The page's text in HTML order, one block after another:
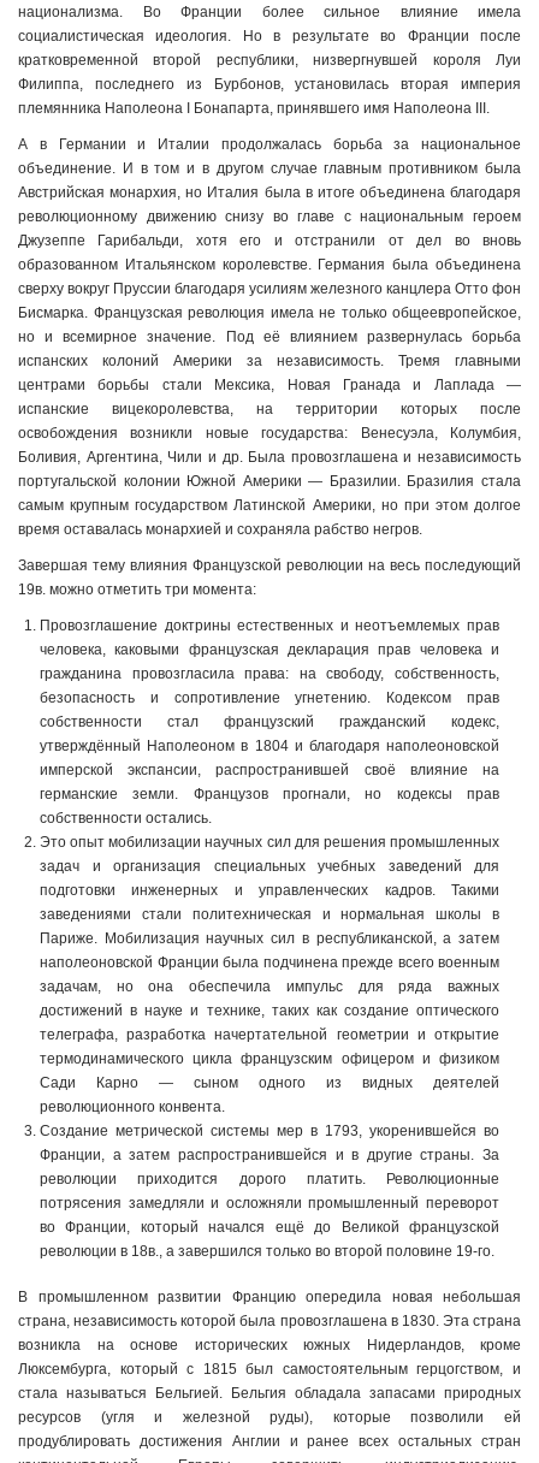
национализма. Во Франции более сильное влияние имела
социалистическая идеология. Но в результате во Франции после
кратковременной второй республики, низвергнувшей короля Луи
Филиппа, последнего из Бурбонов, установилась вторая империя
племянника Наполеона I Бонапарта, принявшего имя Наполеона III.
А в Германии и Италии продолжалась борьба за национальное
объединение. И в том и в другом случае главным противником была
Австрийская монархия, но Италия была в итоге объединена благодаря
революционному движению снизу во главе с национальным героем
Джузеппе Гарибальди, хотя его и отстранили от дел во вновь
образованном Итальянском королевстве. Германия была объединена
сверху вокруг Пруссии благодаря усилиям железного канцлера Отто фон
Бисмарка. Французская революция имела не только общеевропейское,
но и всемирное значение. Под её влиянием развернулась борьба
испанских колоний Америки за независимость. Тремя главными
центрами борьбы стали Мексика, Новая Гранада и Лаплада —
испанские вицекоролевства, на территории которых после
освобождения возникли новые государства: Венесуэла, Колумбия,
Боливия, Аргентина, Чили и др. Была провозглашена и независимость
португальской колонии Южной Америки — Бразилии. Бразилия стала
самым крупным государством Латинской Америки, но при этом долгое
время оставалась монархией и сохраняла рабство негров.
Завершая тему влияния Французской революции на весь последующий
19в. можно отметить три момента:
Провозглашение доктрины естественных и неотъемлемых прав
человека, каковыми французская декларация прав человека и
гражданина провозгласила права: на свободу, собственность,
безопасность и сопротивление угнетению. Кодексом прав
собственности стал французский гражданский кодекс,
утверждённый Наполеоном в 1804 и благодаря наполеоновской
имперской экспансии, распространившей своё влияние на
германские земли. Французов прогнали, но кодексы прав
собственности остались.
Это опыт мобилизации научных сил для решения промышленных
задач и организация специальных учебных заведений для
подготовки инженерных и управленческих кадров. Такими
заведениями стали политехническая и нормальная школы в
Париже. Мобилизация научных сил в республиканской, а затем
наполеоновской Франции была подчинена прежде всего военным
задачам, но она обеспечила импульс для ряда важных
достижений в науке и технике, таких как создание оптического
телеграфа, разработка начертательной геометрии и открытие
термодинамического цикла французским офицером и физиком
Сади Карно — сыном одного из видных деятелей
революционного конвента.
Создание метрической системы мер в 1793, укоренившейся во
Франции, а затем распространившейся и в другие страны. За
революции приходится дорого платить. Революционные
потрясения замедляли и осложняли промышленный переворот
во Франции, который начался ещё до Великой французской
революции в 18в., а завершился только во второй половине 19-го.
В промышленном развитии Францию опередила новая небольшая
страна, независимость которой была провозглашена в 1830. Эта страна
возникла на основе исторических южных Нидерландов, кроме
Люксембурга, который с 1815 был самостоятельным герцогством, и
стала называться Бельгией. Бельгия обладала запасами природных
ресурсов (угля и железной руды), которые позволили ей
продублировать достижения Англии и ранее всех остальных стран